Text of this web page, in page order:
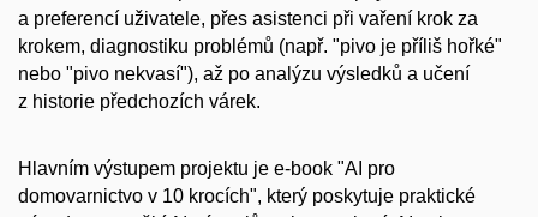
a preferencí uživatele, přes asistenci při vaření krok za
krokem, diagnostiku problémů (např. "pivo je příliš hořké"
nebo "pivo nekvasí"), až po analýzu výsledků a učení
z historie předchozích várek.
Hlavním výstupem projektu je e-book "AI pro
domovarnictvo v 10 krocích", který poskytuje praktické